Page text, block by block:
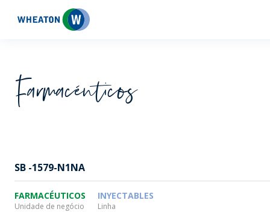
Wheaton
Farmacéuticos
SB -1579-N1NA
FARMACÉUTICOS
Unidade de negócio
INYECTABLES
Linha